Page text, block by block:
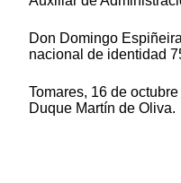
Don Domingo
nacional de identidad
Tomares, 16 de
Duque Martín de Oliva.